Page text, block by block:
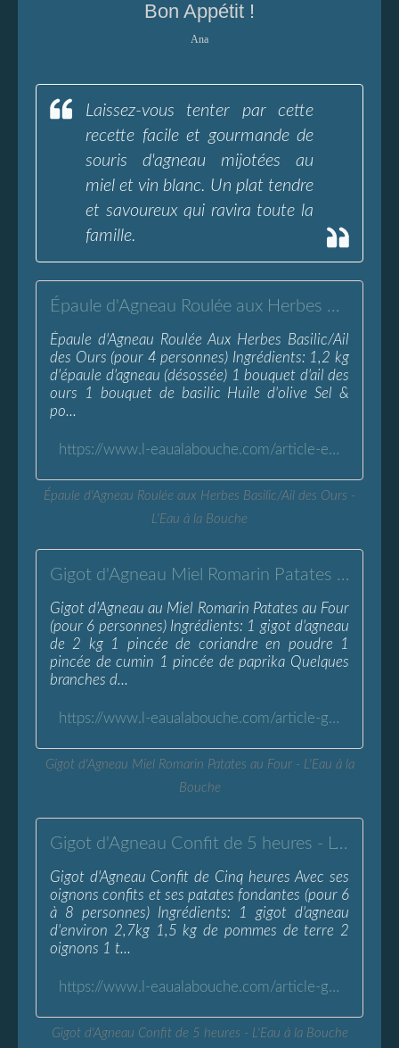
Bon Appétit !
Ana
Laissez-vous tenter par cette
recette facile et gourmande de
souris d'agneau mijotées au
miel et vin blanc. Un plat tendre
et savoureux qui ravira toute la
famille.
Épaule d'Agneau Roulée aux Herbes Basilic/Ail des Ours - L'Eau à la Bouche
Épaule d'Agneau Roulée Aux Herbes Basilic/Ail
des Ours (pour 4 personnes) Ingrédients: 1,2 kg
d'épaule d'agneau (désossée) 1 bouquet d'ail des
ours 1 bouquet de basilic Huile d'olive Sel &
po...
https://www.l-eaualabouche.com/article-epaule-d-agneau-roulee-aux-herbes-basilic-ail-des-ours-117397413.html
Épaule d'Agneau Roulée aux Herbes Basilic/Ail des Ours -
L'Eau à la Bouche
Gigot d'Agneau Miel Romarin Patates au Four - L'Eau à la Bouche
Gigot d'Agneau au Miel Romarin Patates au Four
(pour 6 personnes) Ingrédients: 1 gigot d'agneau
de 2 kg 1 pincée de coriandre en poudre 1
pincée de cumin 1 pincée de paprika Quelques
branches d...
https://www.l-eaualabouche.com/article-gigot-d-agneau-miel-romarin-patates-au-four-117752428.html
Gigot d'Agneau Miel Romarin Patates au Four - L'Eau à la
Bouche
Gigot d'Agneau Confit de 5 heures - L'Eau à la Bouche
Gigot d'Agneau Confit de Cinq heures Avec ses
oignons confits et ses patates fondantes (pour 6
à 8 personnes) Ingrédients: 1 gigot d'agneau
d'environ 2,7kg 1,5 kg de pommes de terre 2
oignons 1 t...
https://www.l-eaualabouche.com/article-gigot-confit-5heures-32566491.html
Gigot d'Agneau Confit de 5 heures - L'Eau à la Bouche